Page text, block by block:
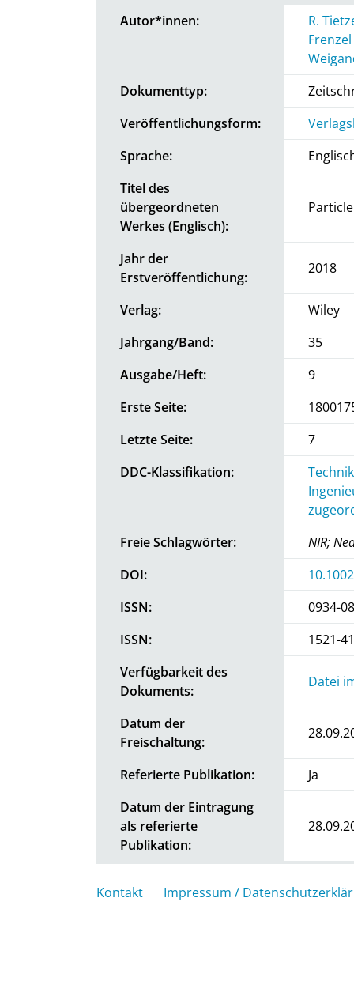
Autor*innen:
R.
Frenzel
Dokumenttyp:
Veröffentlichungsform:
Sprache:
Titel des
übergeordneten
Werkes (Englisch):
Jahr der
Erstveröffentlichung:
2018
Verlag:
Wiley
Jahrgang/Band:
35
Ausgabe/Heft:
9
Erste Seite:
Letzte Seite:
7
DDC-Klassifikation:
Freie Schlagwörter:
NIR;
DOI:
ISSN:
0934-
ISSN:
1521-
Verfügbarkeit des
Dokuments:
Datei
Datum der
Freischaltung:
Referierte Publikation:
Ja
Datum der Eintragung
als referierte
Publikation:
Kontakt Impressum /